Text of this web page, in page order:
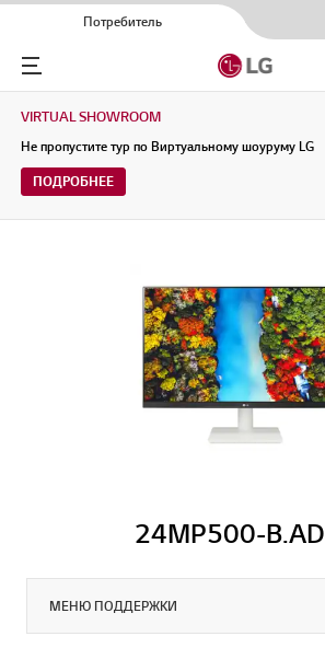
Потребитель
Menu
VIRTUAL SHOWROOM
Не пропустите тур по Виртуальному шоуруму LG
ПОДРОБНЕЕ
24MP500-
МЕНЮ ПОДДЕРЖКИ